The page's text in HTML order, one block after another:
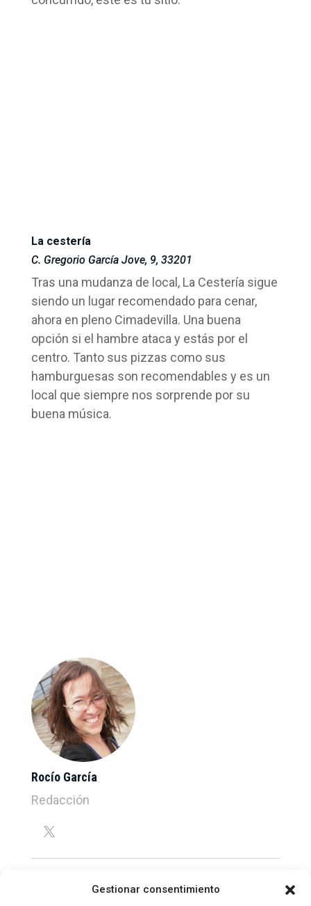
Gestionar consentimiento
La cestería
C. Gregorio García Jove, 9, 33201
Tras una mudanza de local, La Cestería sigue
siendo un lugar recomendado para cenar,
ahora en pleno Cimadevilla. Una buena
opción si el hambre ataca y estás por el
centro. Tanto sus pizzas como sus
hamburguesas son recomendables y es un
local que siempre nos sorprende por su
buena música.
Rocío García
Redacción